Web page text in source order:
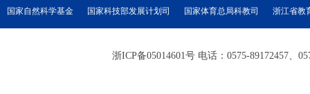
国家自然科学基金 国家科技部发展计划司 国家体育总局科教司 浙江省教
浙ICP备05014601号 电话：0575-89172457、